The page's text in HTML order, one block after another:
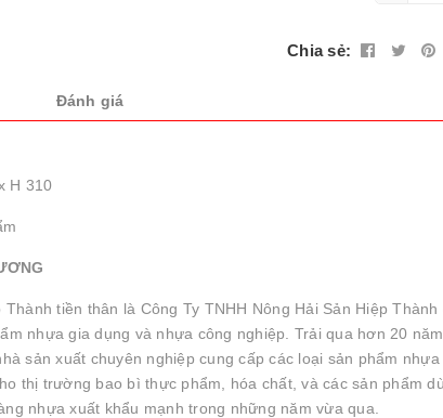
Chia sẻ:
Đánh giá
H 310
Thành tiền thân là Công Ty TNHH Nông Hải Sản Hiệp
nhựa gia dụng và nhựa công nghiệp. Trải qua hơn 20
sản xuất chuyên nghiệp cung cấp các loại sản phẩm
thị trường bao bì thực phẩm, hóa chất, và các sản phẩm
nhựa xuất khẩu mạnh trong những năm vừa qua.